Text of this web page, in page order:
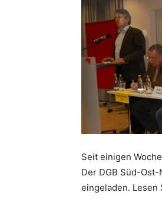
Seit einigen
Der DGB Süd-
eingeladen. Lesen